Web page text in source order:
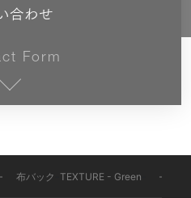
合わせ
Form
布バック TEXTURE - Green